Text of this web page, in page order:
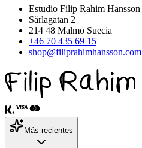
Estudio Filip Rahim Hansson
Särlagatan 2
214 48 Malmö Suecia
+46 70 435 69 15
shop@filiprahimhansson.com
Más recientes